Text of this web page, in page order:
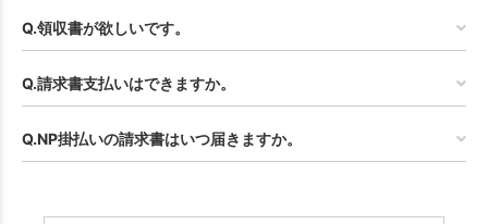
Q.領収書が欲しいです。
Q.請求書支払いはできますか。
Q.NP掛払いの請求書はいつ届きますか。